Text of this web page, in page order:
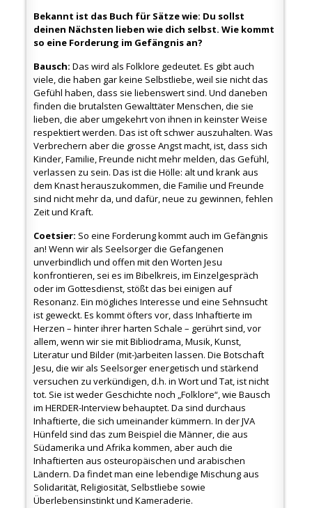
Bekannt ist das Buch für Sätze wie: Du sollst
deinen Nächsten lieben wie dich selbst. Wie kommt
so eine Forderung im Gefängnis an?
Bausch: Das wird als Folklore gedeutet. Es gibt auch
viele, die haben gar keine Selbstliebe, weil sie nicht das
Gefühl haben, dass sie liebenswert sind. Und daneben
finden die brutalsten Gewalttäter Menschen, die sie
lieben, die aber umgekehrt von ihnen in keinster Weise
respektiert werden. Das ist oft schwer auszuhalten. Was
Verbrechern aber die grosse Angst macht, ist, dass sich
Kinder, Familie, Freunde nicht mehr melden, das Gefühl,
verlassen zu sein. Das ist die Hölle: alt und krank aus
dem Knast herauszukommen, die Familie und Freunde
sind nicht mehr da, und dafür, neue zu gewinnen, fehlen
Zeit und Kraft.
Coetsier: So eine Forderung kommt auch im Gefängnis
an! Wenn wir als Seelsorger die Gefangenen
unverbindlich und offen mit den Worten Jesu
konfrontieren, sei es im Bibelkreis, im Einzelgespräch
oder im Gottesdienst, stößt das bei einigen auf
Resonanz. Ein mögliches Interesse und eine Sehnsucht
ist geweckt. Es kommt öfters vor, dass Inhaftierte im
Herzen – hinter ihrer harten Schale – gerührt sind, vor
allem, wenn wir sie mit Bibliodrama, Musik, Kunst,
Literatur und Bilder (mit-)arbeiten lassen. Die Botschaft
Jesu, die wir als Seelsorger energetisch und stärkend
versuchen zu verkündigen, d.h. in Wort und Tat, ist nicht
tot. Sie ist weder Geschichte noch „Folklore“, wie Bausch
im HERDER-Interview behauptet. Da sind durchaus
Inhaftierte, die sich umeinander kümmern. In der JVA
Hünfeld sind das zum Beispiel die Männer, die aus
Südamerika und Afrika kommen, aber auch die
Inhaftierten aus osteuropäischen und arabischen
Ländern. Da findet man eine lebendige Mischung aus
Solidarität, Religiosität, Selbstliebe sowie
Überlebensinstinkt und Kameraderie.